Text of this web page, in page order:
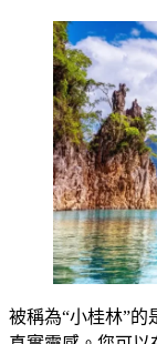
被稱為“小桂林”的